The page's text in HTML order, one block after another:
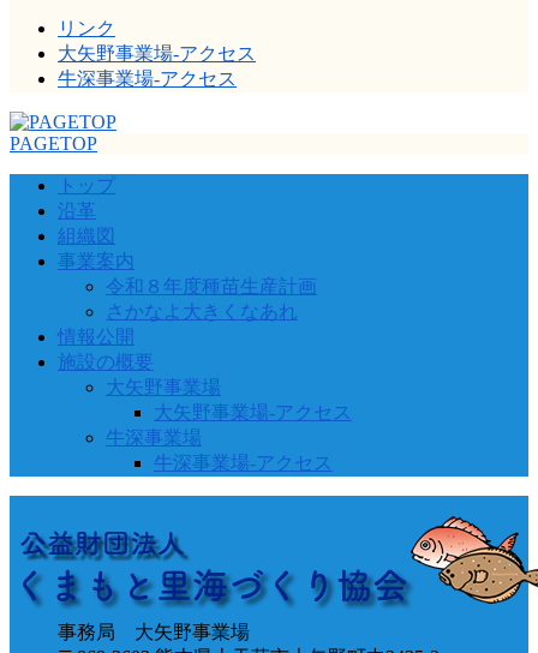
リンク
大矢野事業場-アクセス
牛深事業場-アクセス
PAGETOP
トップ
沿革
組織図
事業案内
令和８年度種苗生産計画
さかなよ大きくなあれ
情報公開
施設の概要
大矢野事業場
大矢野事業場-アクセス
牛深事業場
牛深事業場-アクセス
事務局 大矢野事業場